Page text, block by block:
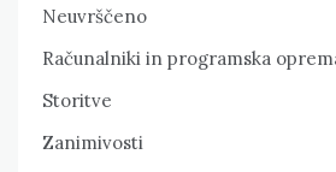
Neuvrščeno
Računalniki in programska
Storitve
Zanimivosti